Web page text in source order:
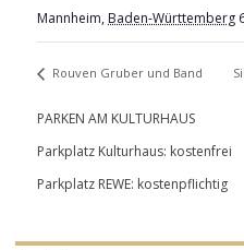
Mannheim, Baden-Württemberg
Rouven Gruber und Band
PARKEN AM KULTURHAUS
Parkplatz Kulturhaus: kostenfrei
Parkplatz REWE: kostenpflichtig